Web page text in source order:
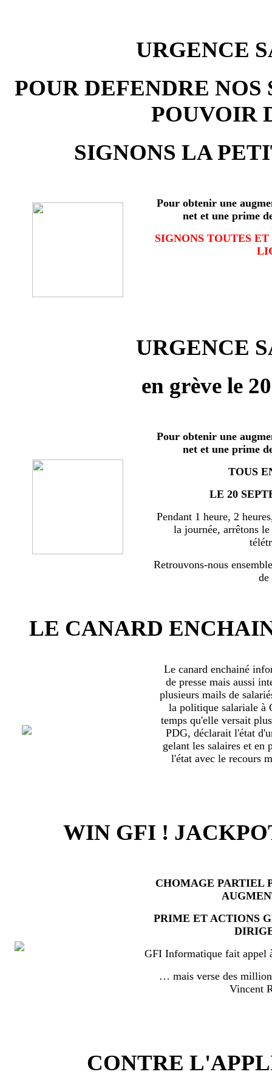
URGENCE
POUR DEFENDRE
POUVOIR
SIGNONS LA
Pour obtenir une
net et une prime
SIGNONS TOUTES
URGENCE
en grève le
Pour obtenir une
net et une prime
TOUS
LE 20
Pendant 1 heure, 2
la journée, arrêtons
Retrouvons-nous
de
LE CANARD
Le canard enchainé
de presse mais aussi
plusieurs mails de
la politique salariale à
temps qu'elle versait
PDG, déclarait l'état
gelant les salaires et en
l'état avec le recours
WIN GFI !
CHOMAGE PARTIEL
PRIME ET ACTIONS
GFI Informatique fait appel
… mais verse des
Vincent
CONTRE